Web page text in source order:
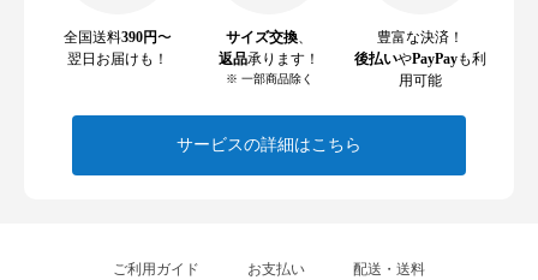
全国送料390円〜
翌日お届けも！
サイズ交換
返品承ります！
※ 一部商品除く
豊富な決済！
後払いやPayPayも利
用可能
サービスの詳細はこちら
ご利用ガイド お支払い 配送・送料